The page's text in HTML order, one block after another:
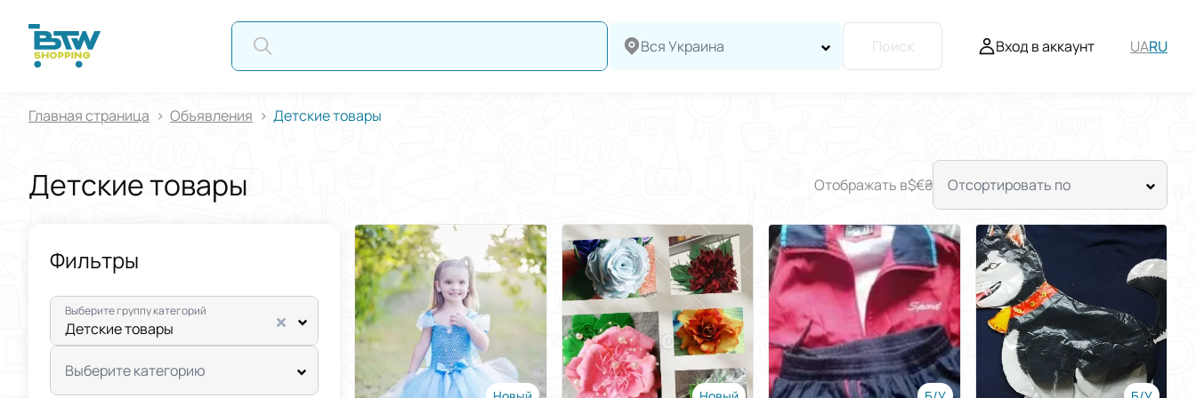
Вся Украина Поиск Вход в аккаунт UARU
Главная страница Oбъявления Детские товары
Детские товары Отображать в$€₴ Отсортировать по
Фильтры
Выберите группу категорий
Детские товары
Выберите категорию